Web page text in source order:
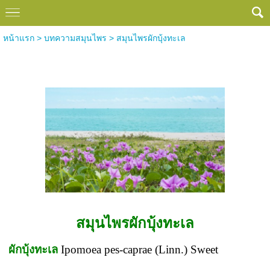
หน้าแรก> บทความสมุนไพร > สมุนไพรผักบุ้งทะเล
สมุนไพรผักบุ้งทะเล
ผักบุ้งทะเล Ipomoea pes-caprae (Linn.) Sweet